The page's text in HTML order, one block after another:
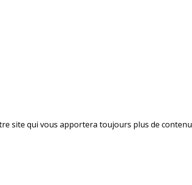
site qui vous apportera toujours plus de contenu